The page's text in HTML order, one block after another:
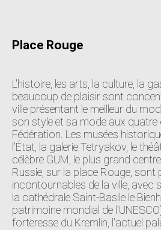
Place Rouge
L'histoire, les arts, la culture, la
beaucoup de plaisir sont
ville présentant le meilleur du
son style et sa mode aux quatre
Fédération. Les musées
l'État, la galerie Tetryakov, le
célèbre GUM, le plus grand
Russie, sur la place Rouge,
incontournables de la ville, avec
la cathédrale Saint-Basile le
patrimoine mondial de
forteresse du Kremlin, l'actuel